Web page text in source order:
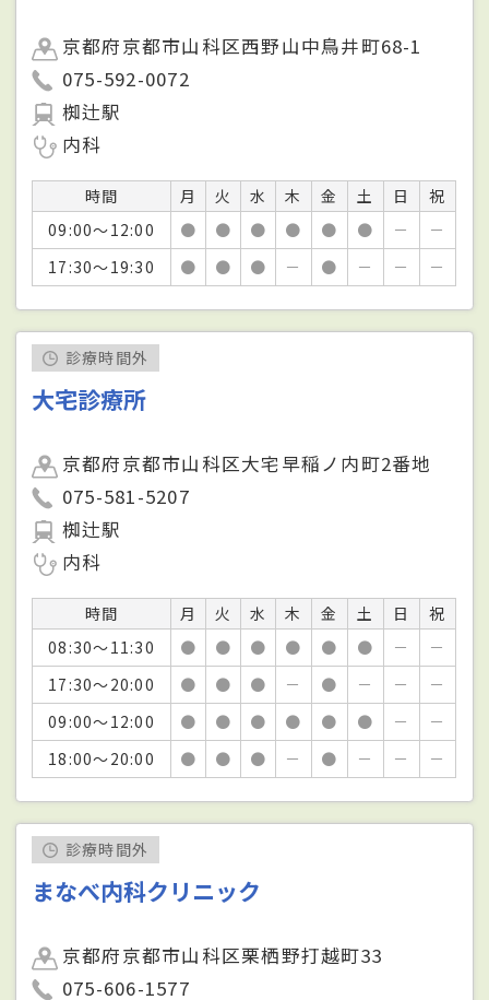
京都府京都市山科区西野山中鳥井町68-1
075-592-0072
椥辻駅
内科
時間 月 火 水 木 金 土 日
祝
09:00～12:00
● ● ● ● ● ● －
－
17:30～19:30
● ● ● － ● － － －
診療時間外
大宅診療所
京都府京都市山科区大宅早稲ノ内町2番地
075-581-5207
椥辻駅
内科
時間 月 火 水 木 金 土 日
祝
08:30～11:30
● ● ● ● ● ● －
－
17:30～20:00
● ● ● － ● － －
－
09:00～12:00
● ● ● ● ● ● －
－
18:00～20:00
● ● ● － ● － － －
診療時間外
まなべ内科クリニック
京都府京都市山科区栗栖野打越町33
075-606-1577